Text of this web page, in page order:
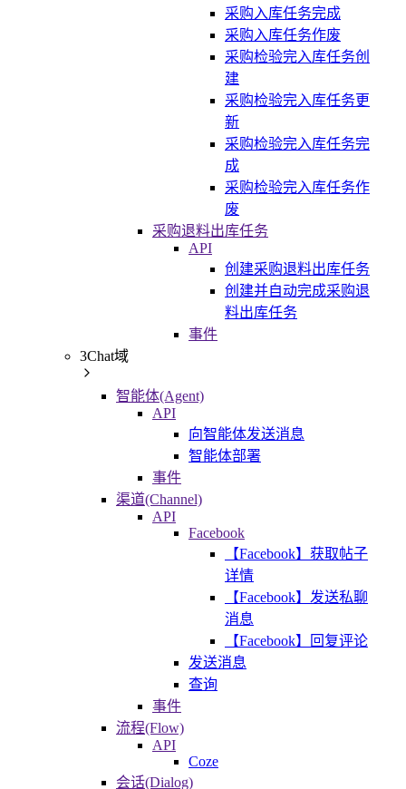
采购入库任务完成
采购入库任务作废
采购检验完入库任务创
建
采购检验完入库任务更
新
采购检验完入库任务完
成
采购检验完入库任务作
废
采购退料出库任务
API
创建采购退料出库任务
创建并自动完成采购退
料出库任务
事件
3Chat域
智能体(Agent)
API
向智能体发送消息
智能体部署
事件
渠道(Channel)
API
Facebook
【Facebook】获取帖子
详情
【Facebook】发送私聊
消息
【Facebook】回复评论
发送消息
查询
事件
流程(Flow)
API
Coze
会话(Dialog)